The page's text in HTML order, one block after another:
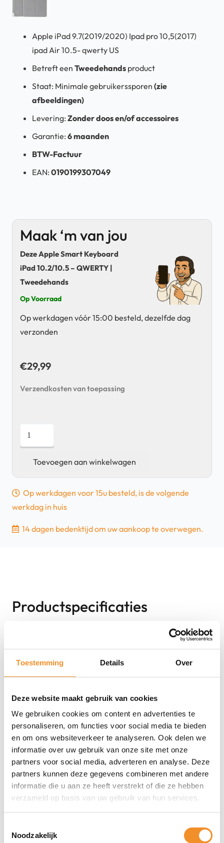
Toestemming Details Over
Deze website maakt gebruik van cookies
We gebruiken cookies om content en advertenties te
personaliseren, om functies voor social media te bieden
en om ons websiteverkeer te analyseren. Ook delen we
informatie over uw gebruik van onze site met onze
partners voor social media, adverteren en analyse. Deze
partners kunnen deze gegevens combineren met andere
informatie die u aan ze heeft verstrekt of die ze hebben
verzameld op basis van uw gebruik van hun services.
Noodzakelijk
Apple iPad 9.7(2019/2020) Ipad pro 10,5(2017)
ipad Air 10.5- qwerty US
Betreft een Tweedehands product
Staat: Minimale gebruikerssporen (zie
afbeeldingen)
Levering: Zonder doos en/of accessoires
Garantie: 6 maanden
BTW-Factuur
EAN: 0190199307049
Maak ‘m van jou
Deze Apple Smart Keyboard
iPad 10.2/10.5 – QWERTY |
Tweedehands
Op Voorraad
Op werkdagen vóór 15:00 besteld, dezelfde dag
verzonden
€29,99
Verzendkosten van toepassing
Apple
Smart
Keyboard
QWERTY
Toevoegen aan winkelwagen
Op werkdagen voor 15u besteld, is de volgende
werkdag in huis
14 dagen bedenktijd om uw aankoop te overwegen.
Productspecificaties
Model
Smart keyboard 10.2/10.5
Geschikt voor tabletmodel
Apple iPad 9.7(2019/2020) Ipad pro 10,5(2017) ipad Air
Zwart
Staat
2dehands
MPN
Apple MX3L2N/A, MX3L2N/A